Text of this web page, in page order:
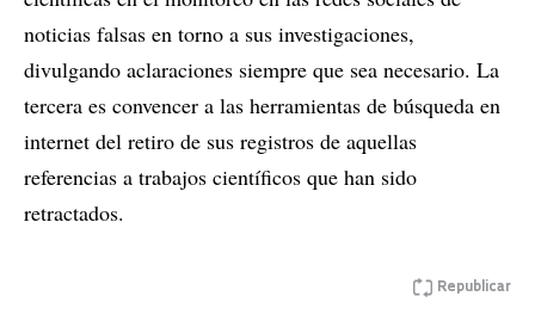
noticias falsas en torno a sus investigaciones,
divulgando aclaraciones siempre que sea necesario. La
tercera es convencer a las herramientas de búsqueda en
internet del retiro de sus registros de aquellas
referencias a trabajos científicos que han sido
retractados.
Republicar